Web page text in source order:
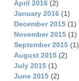
April 2016 (2)
January 2016 (1)
December 2015 (1)
November 2015 (1)
September 2015 (1)
August 2015 (2)
July 2015 (1)
June 2015 (2)